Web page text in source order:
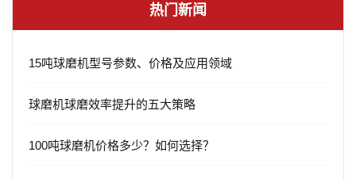
热门新闻
15吨球磨机型号参数、价格及应用领域
球磨机球磨效率提升的五大策略
100吨球磨机价格多少？如何选择？